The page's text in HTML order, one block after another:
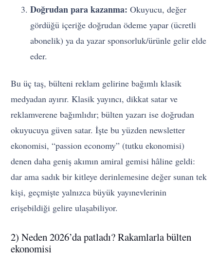
Doğrudan para kazanma: Okuyucu, değer
gördüğü içeriğe doğrudan ödeme yapar (ücretli
abonelik) ya da yazar sponsorluk/ürünle gelir elde
eder.
Bu üç taş, bülteni reklam gelirine bağımlı klasik
medyadan ayırır. Klasik yayıncı, dikkat satar ve
reklamverene bağımlıdır; bülten yazarı ise doğrudan
okuyucuya güven satar. İşte bu yüzden newsletter
ekonomisi, “passion economy” (tutku ekonomisi)
denen daha geniş akımın amiral gemisi hâline geldi:
dar ama sadık bir kitleye derinlemesine değer sunan tek
kişi, geçmişte yalnızca büyük yayınevlerinin
erişebildiği gelire ulaşabiliyor.
2) Neden 2026’da patladı? Rakamlarla bülten
ekonomisi